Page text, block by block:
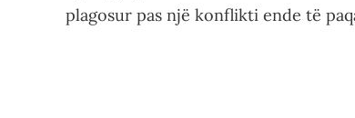
plagosur pas një konflikti ende të